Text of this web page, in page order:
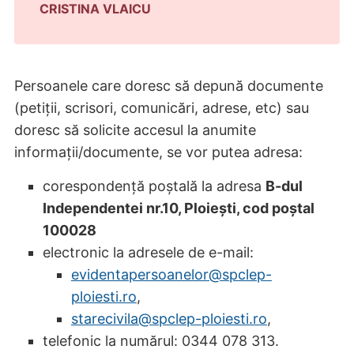
CRISTINA VLAICU
Persoanele care doresc să depună documente
(petiții, scrisori, comunicări, adrese, etc) sau
doresc să solicite accesul la anumite
informații/documente, se vor putea adresa:
corespondență poștală la adresa B-dul
Independentei nr.10, Ploiești, cod poștal
100028
electronic la adresele de e-mail:
evidentapersoanelor@spclep-
ploiesti.ro,
starecivila@spclep-ploiesti.ro,
telefonic la numărul: 0344 078 313.